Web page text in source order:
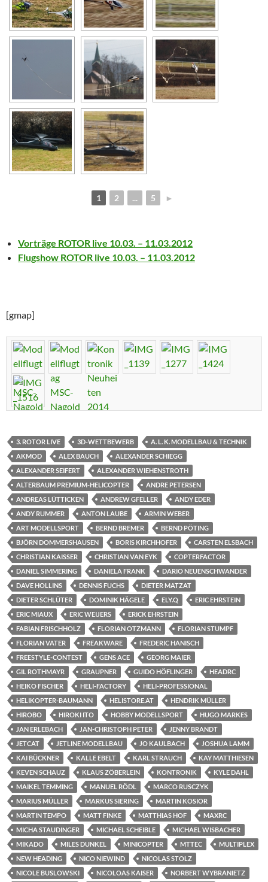
1 2 ... 5 ►
Vorträge ROTOR live 10.03. – 11.03.2012
Flugshow ROTOR live 10.03. – 11.03.2012
[gmap]
3. ROTOR LIVE 3D-WETTBEWERB
A. L. K. MODELLBAU & TECHNIK
AKMOD
ALEX BAUCH
ALEXANDER SCHIEGG
ALEXANDER SEIFERT
ALEXANDER WIEHENSTROTH
ALTERBAUM PREMIUM-HELICOPTER
ANDRE PETERSEN
ANDREAS LÜTTICKEN
ANDREW GFELLER
ANDY EDER
ANDY RUMMER
ANTON LAUBE
ARMIN WEBER
ART MODELLSPORT
BERND BREMER
BERND PÖTING
BJÖRN DOMMERSHAUSEN
BORIS KIRCHHOFER
CARSTEN ELSBACH
CHRISTIAN KAISSER
CHRISTIAN VAN EYK
COPTERFACTOR
DANIEL SIMMERING
DANIELA FRANK
DARIO NEUENSCHWANDER
DAVE HOLLINS
DENNIS FUCHS
DIETER MATZAT
DIETER SCHLÜTER
DOMINIK HÄGELE ELY.Q
ERIC EHRSTEIN
ERIC MIAUX
ERIC WEIJERS
ERICK EHRSTEIN
FABIAN FRISCHHOLZ
FLORIAN OTZMANN
FLORIAN STUMPF
FLORIAN VATER
FREAKWARE
FREDERIC HANISCH
FREESTYLE-CONTEST
GENS ACE
GEORG MAIER
GIL ROTHMAYR
GRAUPNER GUIDO HÖFLINGER
HEADRC
HEIKO FISCHER
HELI-FACTORY
HELI-PROFESSIONAL
HELIKOPTER-BAUMANN
HELISTORE.AT
HENDRIK MÜLLER
HIROBO
HIROKI ITO HOBBY MODELLSPORT
HUGO MARKES
JAN ERLEBACH
JAN-CHRISTOPH PETER
JENNY BRANDT
JETCAT
JETLINE MODELLBAU JO KAULBACH
JOSHUA LAMM
KAI BÜCKNER
KALLE EBELT KARL STRAUCH
KAY MATTHIESEN
KEVEN SCHAUZ
KLAUS ZÖBERLEIN KONTRONIK
KYLE DAHL
MAIKEL TEMMING
MANUEL RÖDL
MARCO RUSCZYK
MARIUS MÜLLER
MARKUS SIERING
MARTIN KOSIOR
MARTIN TEMPO
MATT FINKE MATTHIAS HOF
MAXRC
MICHA STAUDINGER
MICHAEL SCHEIBLE
MICHAEL WISBACHER
MIKADO
MILES DUNKEL MINICOPTER MTTEC
MULTIPLEX
NEW HEADING
NICO NIEWIND
NICOLAS STOLZ
NICOLE BUSLOWSKI
NICOLOAS KAISER
NORBERT WYBRANIETZ